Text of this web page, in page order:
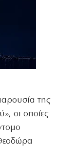
της
οι οποίες